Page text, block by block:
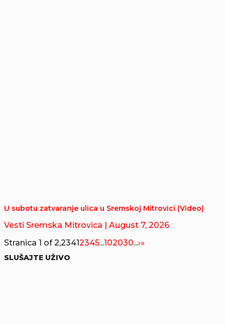
U subotu zatvaranje ulica u Sremskoj Mitrovici (Video)
Vesti Sremska Mitrovica
| August 7, 2026
Stranica 1 of 2,23412345...102030...›»
SLUŠAJTE UŽIVO